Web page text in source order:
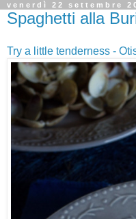
venerdì 22 settembre
Spaghetti alla
Try a little tenderness -